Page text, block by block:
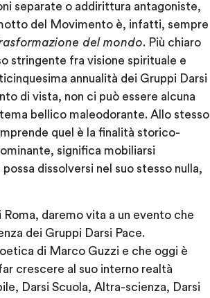
separate o addirittura antagoniste,
del Movimento è, infatti, sempre
del mondo. Più chiaro
stringente fra visione spirituale e
annualità dei Gruppi Darsi
di vista, non ci può essere alcuna
bellico maleodorante. Allo stesso
quel è la finalità storico-
significa mobiliarsi
dissolversi nel suo stesso nulla,
daremo vita a un evento che
dei Gruppi Darsi Pace.
di Marco Guzzi e che oggi è
crescere al suo interno realtà
Darsi Scuola, Altra-scienza, Darsi